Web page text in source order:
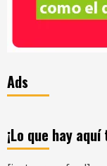
Ads
¡Lo que hay